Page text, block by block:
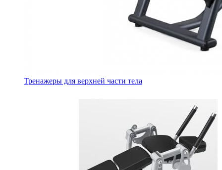
Тренажеры для верхней части тела